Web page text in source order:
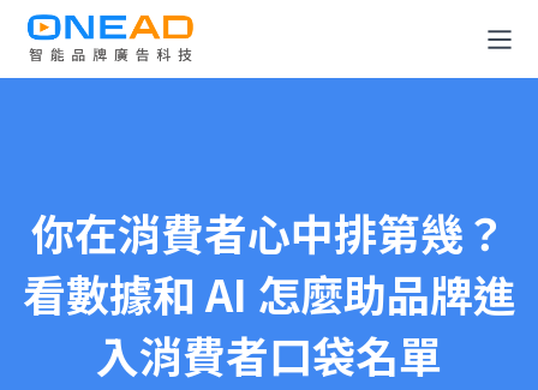
廣告規劃與投放平台
關於 OneAD
知識與媒體中心
你在消費者心中排第幾？
看數據和 AI 怎麼助品牌進
入消費者口袋名單